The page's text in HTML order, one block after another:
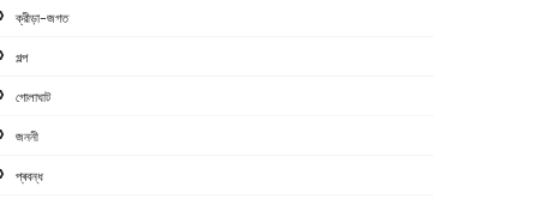
ক্রীড়া-জগত
গল্প
গোলাঘাট
জননী
প্ৰবন্ধ